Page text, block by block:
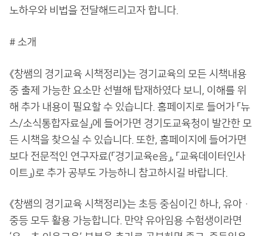
노하우와 비법을 전달해드리고자 합니다.
# 소개
《창쌤의 경기교육 시책정리》는 경기교육의 모든 시책내용
중 출제 가능한 요소만 선별해 탑재하였다 보니, 이해를 위
해 추가 내용이 필요할 수 있습니다. 홈페이지로 들어가 「뉴
스/소식통합자료실」에 들어가면 경기도교육청이 발간한 모
든 시책을 찾으실 수 있습니다. 또한, 홈페이지에 들어가면
보다 전문적인 연구자료(「경기교육e음」, 「교육데이터인사
이트」)로 추가 공부도 가능하니 참고하시길 바랍니다.
《창쌤의 경기교육 시책정리》는 초등 중심이긴 하나, 유아·
중등 모두 활용 가능합니다. 만약 유아임용 수험생이라면